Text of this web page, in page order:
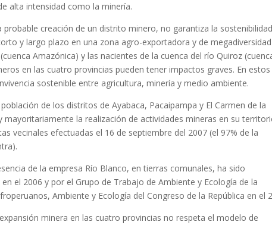
alta intensidad como la minería.
creación de un distrito minero, no garantiza la
y largo plazo en una zona agro-exportadora y de megadiversidad
Amazónica) y las nacientes de la cuenca del río Quiroz
en las cuatro provincias pueden tener impactos graves. En estos
sostenible entre agricultura, minería y medio ambiente.
de los distritos de Ayabaca, Pacaipampa y El Carmen de la
la realización de actividades mineras en su
vecinales efectuadas el 16 de septiembre del 2007 (el 97% de la
de la empresa Río Blanco, en tierras comunales, ha sido
el 2006 y por el Grupo de Trabajo de Ambiente y Ecología de la
Ambiente y Ecología del Congreso de la República en el
minera en las cuatro provincias no respeta el modelo de